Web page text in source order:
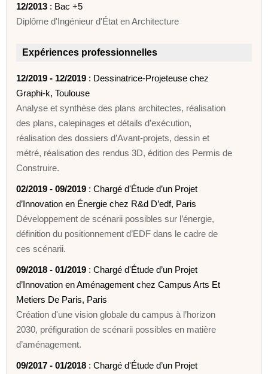
12/2013 : Bac +5
Diplôme d'Ingénieur d'État en Architecture
Expériences professionnelles
12/2019 - 12/2019 : Dessinatrice-Projeteuse chez
Graphi-k, Toulouse
Analyse et synthèse des plans architectes, réalisation
des plans, calepinages et détails d’exécution,
réalisation des dossiers d’Avant-projets, dessin et
métré, réalisation des rendus 3D, édition des Permis de
Construire.
02/2019 - 09/2019 : Chargé d'Étude d’un Projet
d’Innovation en Énergie chez R&d D’edf, Paris
Développement de scénarii possibles sur l’énergie,
définition du positionnement d’EDF dans le cadre de
ces scénarii.
09/2018 - 01/2019 : Chargé d'Étude d’un Projet
d’Innovation en Aménagement chez Campus Arts Et
Metiers De Paris, Paris
Création d'une vision globale du campus à l’horizon
2030, préfiguration de scénarii possibles en matière
d’aménagement.
09/2017 - 01/2018 : Chargé d'Étude d’un Projet